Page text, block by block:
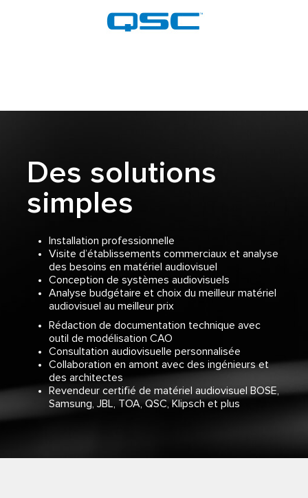
Des solutions
simples
Installation professionnelle
Visite d’établissements commerciaux et analyse
des besoins en matériel audiovisuel
Conception de systèmes audiovisuels
Analyse budgétaire et choix du meilleur matériel
audiovisuel au meilleur prix
Rédaction de documentation technique avec
outil de modélisation CAO
Consultation audiovisuelle personnalisée
Collaboration en amont avec des ingénieurs et
des architectes
Revendeur certifié de matériel audiovisuel BOSE,
Samsung, JBL, TOA, QSC, Klipsch et plus